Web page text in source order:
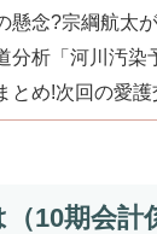
懸念?宗綱航太
分析「河川汚染
とめ!次回の愛護
10期会計